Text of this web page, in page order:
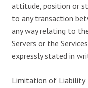
attitude, position or
to any transaction
any way relating to
Servers or the
expressly stated in
Limitation of Liability